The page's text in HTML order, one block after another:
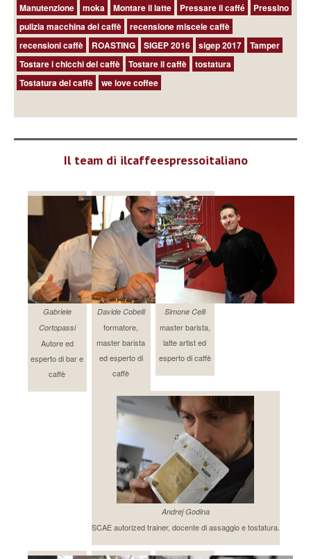
Manutenzione
moka Montare il latte Pressare il caffé
Pressino
pulizia macchina del caffè
recensione miscele caffè
recensioni caffè
ROASTING SIGEP 2016 sigep 2017
Tamper
Tostare i chicchi del caffè
Tostare il caffè
tostatura
Tostatura del caffè
we love coffee
Il team di ilcaffeespressoitaliano
Gabriele
Cortopassi
Autore ed
esperto di bar e
caffè
Davide Cobelli
formatore,
master barista
ed esperto di
caffè
Simone Celli
master barista,
latte artist ed
esperto di caffè
Andrej Godina
SCAE autorized trainer, docente di assaggio e tostatura.